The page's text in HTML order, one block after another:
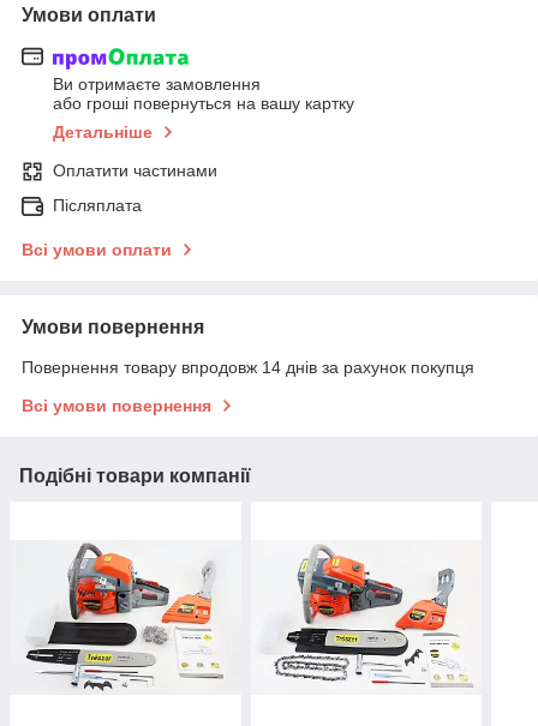
Умови оплати
Ви отримаєте замовлення
або гроші повернуться на вашу картку
Детальніше
Оплатити частинами
Післяплата
Всі умови оплати
Умови повернення
Повернення товару впродовж 14 днів за рахунок покупця
Всі умови повернення
Подібні товари компанії